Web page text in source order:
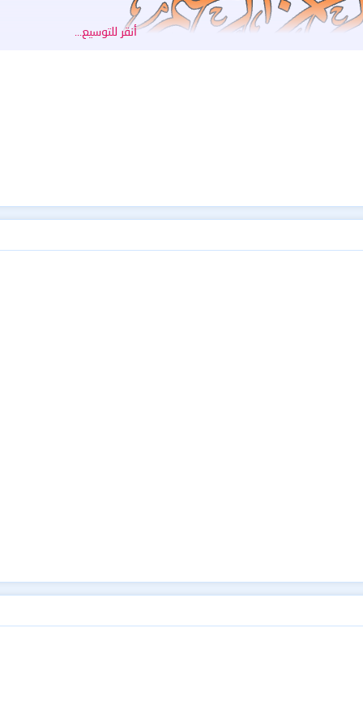
أنقر للتوسيع...